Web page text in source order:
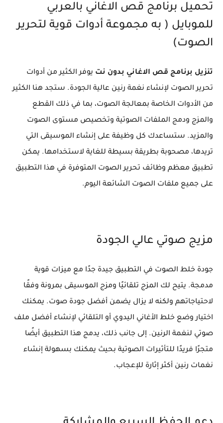
تحميل برنامج قص الاغاني بالعربي
للموبايل ( به مجموعة أدوات قوية لتحرير
الصوت)
تنزيل برنامج قص الاغاني بدون نت يوفر الكثير من أدوات
تحرير الصوت لإنشاء نغمة رنين عالية الجودة. ستجد هنا الكثير
من الأدوات الخاصة بمعالجة الصوت، بما في ذلك القطع
والمزج ودمج الملفات الصوتية وتخصيص مستوى الصوت
والمزيد. ستساعدك كل وظيفة على إنشاء الموسيقى التي
تريدها، مصحوبة بطريقة بسيطة للغاية لاستخدامها. يمكن
تطبيق معظم وظائف تحرير الصوت المتوفرة في هذا التطبيق
على جميع ملفات الصوت الشائعة اليوم.
مزيج صوتي عالي الجودة
جودة خلط الصوت في التطبيق جيدة جدًا مع ميزات قوية
مدمجة. يتيح لك المزج تلقائيًا ومزج الموسيقى بمرونة وفقًا
لاحتياجاتهم ولكنه لا يزال يضمن أفضل جودة صوت. يمكنك
اختيار وضع خلط الأغاني اليدوي أو التلقائي لإنشاء أفضل ملف
صوتي لنغمة الرنين. إلى جانب ذلك، يدمج هذا التطبيق أيضًا
متجرًا فريدًا للتأثيرات الصوتية بحيث يمكنك بسهولة إنشاء
نغمات رنين أكثر إثارة للإعجاب.